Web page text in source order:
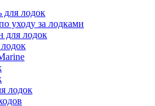
для лодок
уходу за лодками
для лодок
лодок